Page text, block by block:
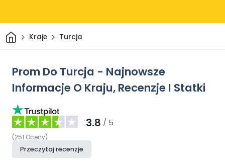
DomKraje Turcja
Prom Do Turcja - Najnowsze
Informacje O Kraju, Recenzje I Statki
3.8 / 5
(251 Oceny)
Przeczytaj recenzje